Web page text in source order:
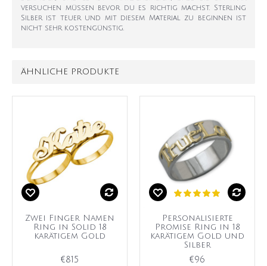
versuchen müssen bevor du es richtig machst. Sterling
Silber ist teuer und mit diesem Material zu beginnen ist
nicht sehr kostengünstig.
ÄHNLICHE PRODUKTE
Zwei Finger Namen
Ring in Solid 18
karätigem Gold
€815
Personalisierte
Promise Ring in 18
karätigem Gold und
Silber
€96